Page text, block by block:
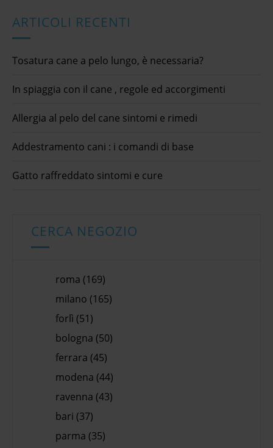
ARTICOLI RECENTI
Tosatura cane a pelo lungo, è necessaria?
In spiaggia con il cane , regole ed accorgimenti
Allergia al pelo del cane sintomi e rimedi
Addestramento cani : i comandi di base
Gatto raffreddato sintomi e cure
CERCA NEGOZIO
roma (169)
milano (165)
forlì (51)
bologna (50)
ferrara (45)
modena (44)
ravenna (43)
bari (37)
parma (35)